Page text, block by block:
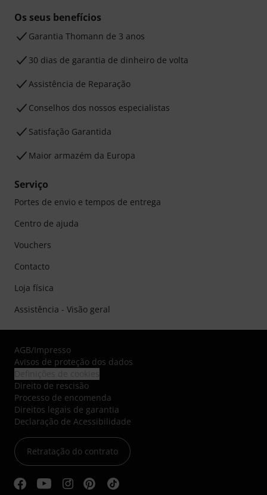
Os seus benefícios
Garantia Thomann de 3 anos
30 dias de garantia de dinheiro de volta
Assistência de Reparação
Conselhos dos nossos especialistas
Satisfação Garantida
Maior armazém da Europa
Serviço
Portes de envio e tempos de entrega
Centro de ajuda
Vouchers
Contacto
Loja física
Assistência - Visão geral
AGB/Impresso
Avisos de proteção dos dados
Direito de rescisão
Processo de encomenda
Direitos legais de garantia
Declaração de Acessibilidade
Retratação do contrato